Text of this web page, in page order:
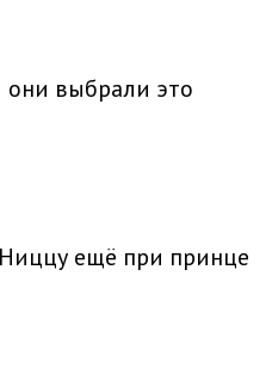
они выбрали это
Ниццу ещё при принце